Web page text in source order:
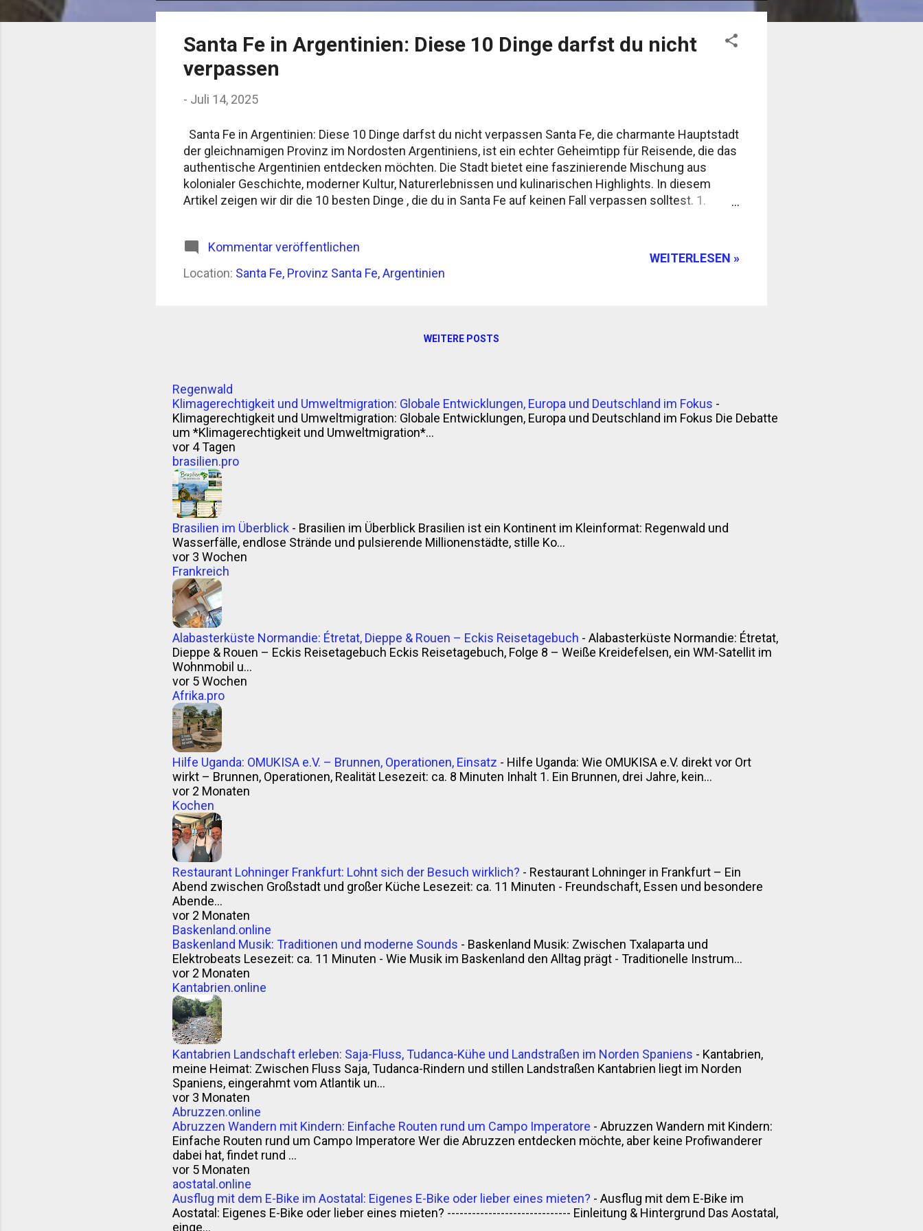
o
Santa Fe in Argentinien: Diese 10 Dinge darfst du nicht
verpassen
- Juli 14, 2025
Santa Fe in Argentinien: Diese 10 Dinge darfst du nicht verpassen Santa Fe, die charmante Hauptstadt
der gleichnamigen Provinz im Nordosten Argentiniens, ist ein echter Geheimtipp für Reisende, die das
authentische Argentinien entdecken möchten. Die Stadt bietet eine faszinierende Mischung aus
kolonialer Geschichte, moderner Kultur, Naturerlebnissen und kulinarischen Highlights. In diesem
Artikel zeigen wir dir die 10 besten Dinge , die du in Santa Fe auf keinen Fall verpassen solltest. 1.
Sonnenuntergang einen traumhaften Blick über den Río Colastiné. Perfekt für Instagram-Fotos und
romantische Spaziergänge! 2. Rundgang durch das historische Stadtzentrum Die Altstadt von Santa
Fe begeistert mit kolonialer Architektur, charmanten Gassen und lebendigen Plätzen. Besonders
Kommentar veröffentlichen
Location: Santa Fe, Provinz Santa Fe, Argentinien
WEITERLESEN »
WEITERE POSTS
Regenwald
Klimagerechtigkeit und Umweltmigration: Globale Entwicklungen, Europa und Deutschland im Fokus -
Klimagerechtigkeit und Umweltmigration: Globale Entwicklungen, Europa und Deutschland im Fokus Die Debatte
um *Klimagerechtigkeit und Umweltmigration*...
vor 4 Tagen
brasilien.pro
Brasilien im Überblick - Brasilien im Überblick Brasilien ist ein Kontinent im Kleinformat: Regenwald und
Wasserfälle, endlose Strände und pulsierende Millionenstädte, stille Ko...
vor 3 Wochen
Frankreich
Alabasterküste Normandie: Étretat, Dieppe & Rouen – Eckis Reisetagebuch - Alabasterküste Normandie: Étretat,
Dieppe & Rouen – Eckis Reisetagebuch Eckis Reisetagebuch, Folge 8 – Weiße Kreidefelsen, ein WM-Satellit im
Wohnmobil u...
vor 5 Wochen
Afrika.pro
Hilfe Uganda: OMUKISA e.V. – Brunnen, Operationen, Einsatz - Hilfe Uganda: Wie OMUKISA e.V. direkt vor Ort
wirkt – Brunnen, Operationen, Realität Lesezeit: ca. 8 Minuten Inhalt 1. Ein Brunnen, drei Jahre, kein...
vor 2 Monaten
Kochen
Restaurant Lohninger Frankfurt: Lohnt sich der Besuch wirklich? - Restaurant Lohninger in Frankfurt – Ein
Abend zwischen Großstadt und großer Küche Lesezeit: ca. 11 Minuten - Freundschaft, Essen und besondere
Abende...
vor 2 Monaten
Baskenland.online
Baskenland Musik: Traditionen und moderne Sounds - Baskenland Musik: Zwischen Txalaparta und
Elektrobeats Lesezeit: ca. 11 Minuten - Wie Musik im Baskenland den Alltag prägt - Traditionelle Instrum...
vor 2 Monaten
Kantabrien.online
Kantabrien Landschaft erleben: Saja-Fluss, Tudanca-Kühe und Landstraßen im Norden Spaniens - Kantabrien,
meine Heimat: Zwischen Fluss Saja, Tudanca-Rindern und stillen Landstraßen Kantabrien liegt im Norden
Spaniens, eingerahmt vom Atlantik un...
vor 3 Monaten
Abruzzen.online
Abruzzen Wandern mit Kindern: Einfache Routen rund um Campo Imperatore - Abruzzen Wandern mit Kindern:
Einfache Routen rund um Campo Imperatore Wer die Abruzzen entdecken möchte, aber keine Profiwanderer
dabei hat, findet rund ...
vor 5 Monaten
aostatal.online
Ausflug mit dem E-Bike im Aostatal: Eigenes E-Bike oder lieber eines mieten? - Ausflug mit dem E-Bike im
Aostatal: Eigenes E-Bike oder lieber eines mieten? ------------------------------ Einleitung & Hintergrund Das Aostatal,
einge...